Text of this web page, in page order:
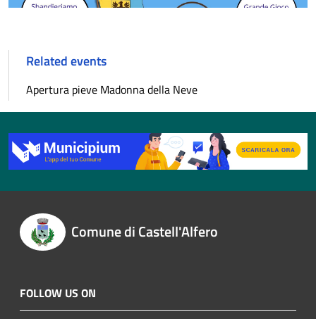
Related events
Apertura pieve Madonna della Neve
Comune di Castell'Alfero
FOLLOW US ON